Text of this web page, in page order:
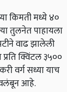
किमती मध्ये ४०
तुलनेत पाहायला
वाढ झालेली
क्विंटल ३५००
वर्ग सध्या याच
आहे.